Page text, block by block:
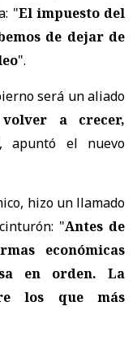
"El impuesto del
de dejar de
".
será un aliado
volver a crecer,
apuntó el nuevo
hizo un llamado
"Antes de
económicas
en orden. La
los que más